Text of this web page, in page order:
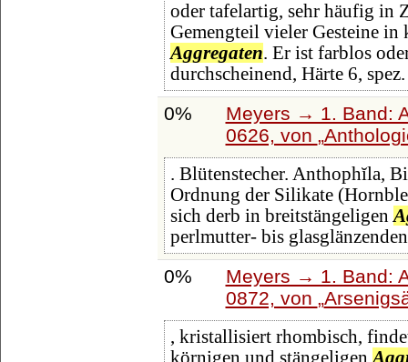
oder tafelartig, sehr häufig in
Gemengteil vieler Gesteine
Aggregaten. Er ist farblos
durchscheinend, Härte 6,
0%
Meyers → 1. Band:
0626, von
. Blütenstecher. Anthophĭla,
Ordnung der Silikate
sich derb in breitstängeligen
perlmutter- bis glasglänzenden
0%
Meyers → 1. Band:
0872, von
, kristallisiert rhombisch,
körnigen und stängeligen